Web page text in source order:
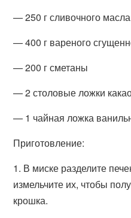
— 250 г сливочного масла
— 400 г вареного
— 200 г сметаны
— 2 столовые ложки
— 1 чайная ложка
Приготовление:
1. В миске разделите
измельчите их, чтобы
крошка.